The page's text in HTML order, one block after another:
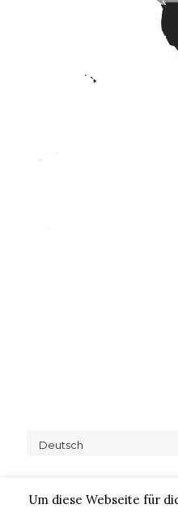
Deutsch
Um diese Webseite für